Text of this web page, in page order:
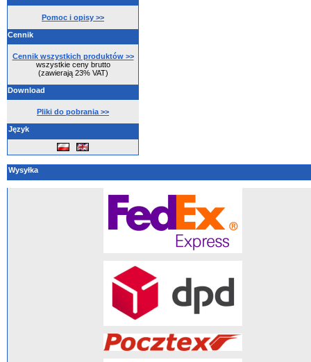
Pomoc i opisy >>
Cennik
Cennik wszystkich produktów >>
wszystkie ceny brutto
(zawierają 23% VAT)
Download
Pliki do pobrania >>
Język
Wysyłka